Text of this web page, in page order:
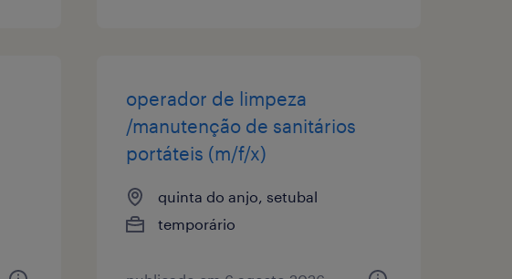
operador de limpeza
/manutenção de sanitários
portáteis (m/f/x)
quinta do anjo, setubal
temporário